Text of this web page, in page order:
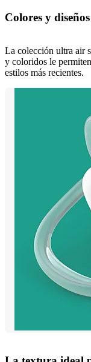
Colores y
La colección ultra air
y coloridos le
estilos más recientes.